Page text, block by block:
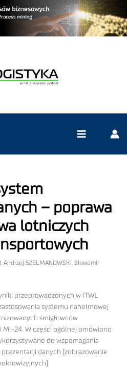
– poprawa
lotniczych
Andrzej SZELMANOWSKI, Sławomir
przeprowadzonych w ITWL
systemu nahełmowej
śmigłowców
24. W części ogólnej omówiono
do wspomagania
danych (zobrazowanie